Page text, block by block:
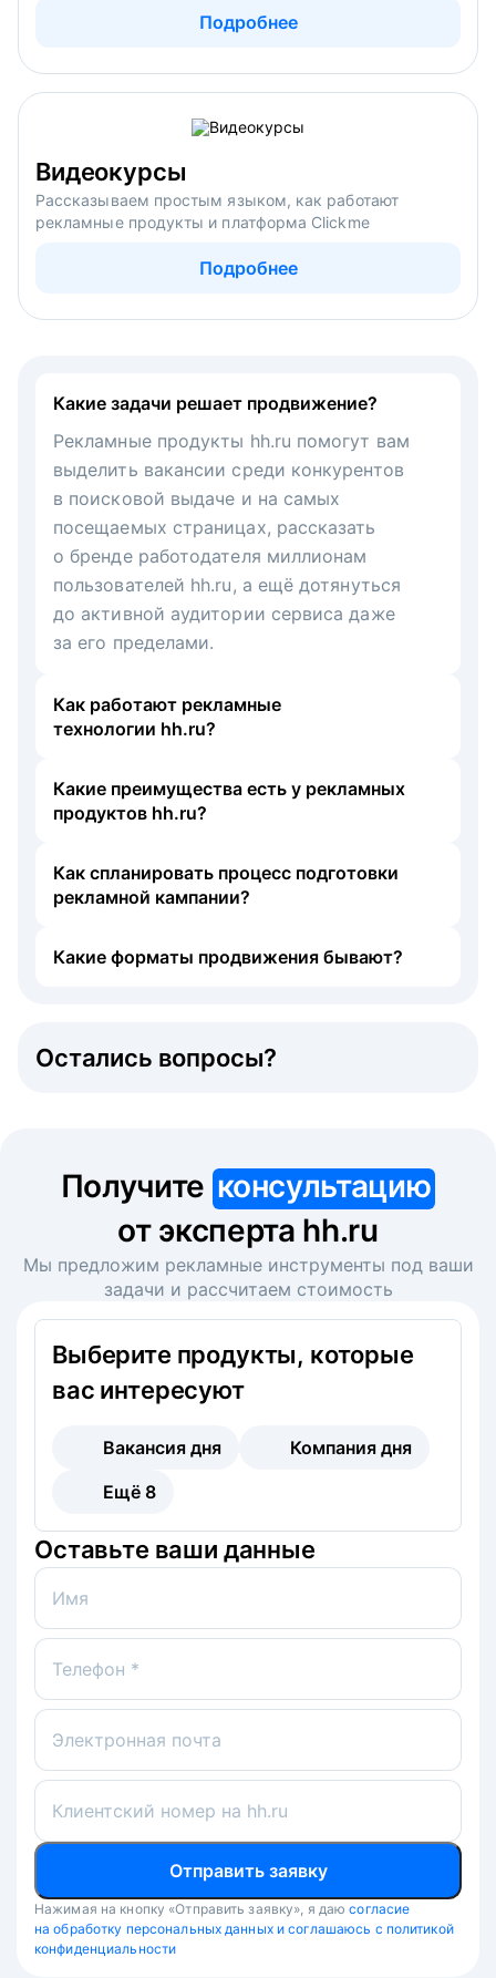
Подробнее
Видеокурсы
Рассказываем простым языком, как работают
рекламные продукты и платформа Clickme
Подробнее
Какие задачи решает продвижение?
Рекламные продукты hh.ru помогут вам
выделить вакансии среди конкурентов
в поисковой выдаче и на самых
посещаемых страницах, рассказать
о бренде работодателя миллионам
пользователей hh.ru, а ещё дотянуться
до активной аудитории сервиса даже
за его пределами.
Как работают рекламные
технологии hh.ru?
Какие преимущества есть у рекламных
продуктов hh.ru?
Как спланировать процесс подготовки
рекламной кампании?
Какие форматы продвижения бывают?
Остались вопросы?
Получите консультацию
от эксперта hh.ru
Мы предложим рекламные инструменты под ваши
задачи и рассчитаем стоимость
Выберите продукты, которые
вас интересуют
Вакансия дня
Компания дня
Ещё 8
Оставьте ваши данные
Имя
Телефон *
Электронная почта
Клиентский номер на hh.ru
Отправить заявку
Нажимая на кнопку «Отправить заявку», я даю согласие
на обработку персональных данных и соглашаюсь с политикой
конфиденциальности